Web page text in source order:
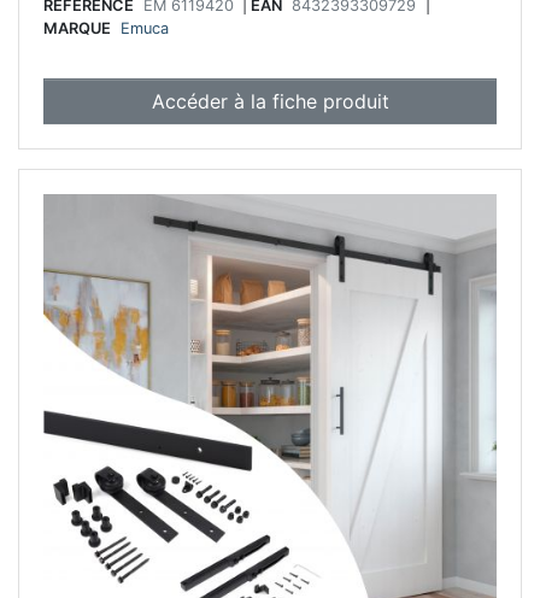
RÉFÉRENCE EM 6119420 EAN 8432393309729
MARQUE
Emuca
Accéder à la fiche produit